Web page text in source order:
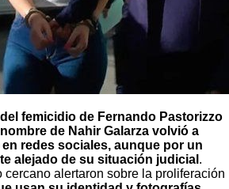
femicidio de Fernando Pastorizzo
de Nahir Galarza volvió a
redes sociales, aunque por un
alejado de su situación judicial .
cercano alertaron sobre la proliferación